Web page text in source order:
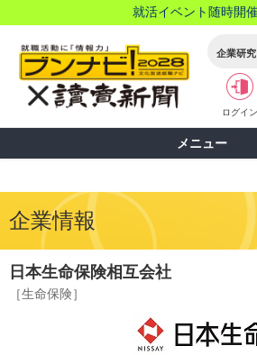
就活イベント随時開催
企業研
ログイン
メニュー
企業情報
日本生命保険相互会社
［生命保険］